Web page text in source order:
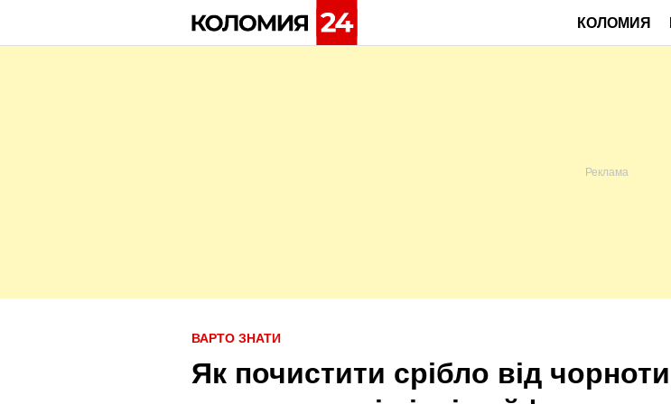
КОЛОМИЯ
P
o
s
ВАРТО ЗНАТИ
Як почистити срібло від чорноти